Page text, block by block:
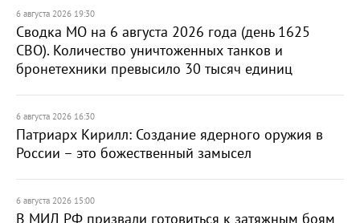
6 августа 2026 19:30
Сводка МО на 6 августа 2026 года (день 1625
СВО). Количество уничтоженных танков и
бронетехники превысило 30 тысяч единиц
6 августа 2026 16:30
Патриарх Кирилл: Создание ядерного оружия в
России – это божественный замысел
6 августа 2026 15:00
В МИД РФ призвали готовиться к затяжным боям